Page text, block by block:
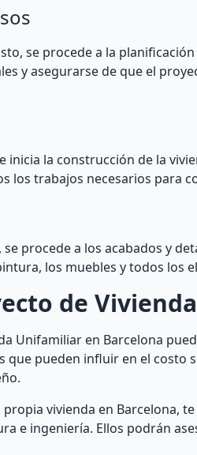
se procede a la
y asegurarse de que el
inicia la construcción de la
los trabajos necesarios para
procede a los acabados y
los muebles y todos los
de
Unifamiliar en Barcelona
que pueden influir en el costo
vivienda en Barcelona,
e ingeniería. Ellos podrán